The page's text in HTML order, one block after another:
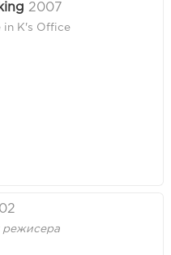
2007
in K's Office
режисера